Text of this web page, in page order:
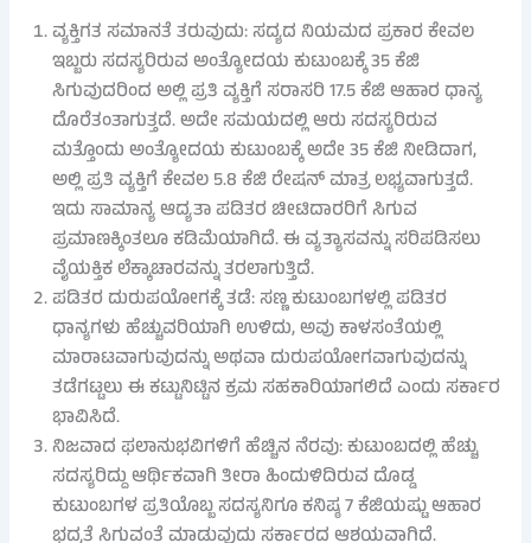
ವ್ಯಕ್ತಿಗತ ಸಮಾನತೆ ತರುವುದು: ಸದ್ಯದ ನಿಯಮದ ಪ್ರಕಾರ ಕೇವಲ
ಇಬ್ಬರು ಸದಸ್ಯರಿರುವ ಅಂತ್ಯೋದಯ ಕುಟುಂಬಕ್ಕೆ 35 ಕೆಜಿ
ಸಿಗುವುದರಿಂದ ಅಲ್ಲಿ ಪ್ರತಿ ವ್ಯಕ್ತಿಗೆ ಸರಾಸರಿ 17.5 ಕೆಜಿ ಆಹಾರ ಧಾನ್ಯ
ದೊರೆತಂತಾಗುತ್ತದೆ. ಅದೇ ಸಮಯದಲ್ಲಿ ಆರು ಸದಸ್ಯರಿರುವ
ಮತ್ತೊಂದು ಅಂತ್ಯೋದಯ ಕುಟುಂಬಕ್ಕೆ ಅದೇ 35 ಕೆಜಿ ನೀಡಿದಾಗ,
ಅಲ್ಲಿ ಪ್ರತಿ ವ್ಯಕ್ತಿಗೆ ಕೇವಲ 5.8 ಕೆಜಿ ರೇಷನ್ ಮಾತ್ರ ಲಭ್ಯವಾಗುತ್ತದೆ.
ಇದು ಸಾಮಾನ್ಯ ಆದ್ಯತಾ ಪಡಿತರ ಚೀಟಿದಾರರಿಗೆ ಸಿಗುವ
ಪ್ರಮಾಣಕ್ಕಿಂತಲೂ ಕಡಿಮೆಯಾಗಿದೆ. ಈ ವ್ಯತ್ಯಾಸವನ್ನು ಸರಿಪಡಿಸಲು
ವೈಯಕ್ತಿಕ ಲೆಕ್ಕಾಚಾರವನ್ನು ತರಲಾಗುತ್ತಿದೆ.
ಪಡಿತರ ದುರುಪಯೋಗಕ್ಕೆ ತಡೆ: ಸಣ್ಣ ಕುಟುಂಬಗಳಲ್ಲಿ ಪಡಿತರ
ಧಾನ್ಯಗಳು ಹೆಚ್ಚುವರಿಯಾಗಿ ಉಳಿದು, ಅವು ಕಾಳಸಂತೆಯಲ್ಲಿ
ಮಾರಾಟವಾಗುವುದನ್ನು ಅಥವಾ ದುರುಪಯೋಗವಾಗುವುದನ್ನು
ತಡೆಗಟ್ಟಲು ಈ ಕಟ್ಟುನಿಟ್ಟಿನ ಕ್ರಮ ಸಹಕಾರಿಯಾಗಲಿದೆ ಎಂದು ಸರ್ಕಾರ
ಭಾವಿಸಿದೆ.
ನಿಜವಾದ ಫಲಾನುಭವಿಗಳಿಗೆ ಹೆಚ್ಚಿನ ನೆರವು: ಕುಟುಂಬದಲ್ಲಿ ಹೆಚ್ಚು
ಸದಸ್ಯರಿದ್ದು ಆರ್ಥಿಕವಾಗಿ ತೀರಾ ಹಿಂದುಳಿದಿರುವ ದೊಡ್ಡ
ಕುಟುಂಬಗಳ ಪ್ರತಿಯೊಬ್ಬ ಸದಸ್ಯನಿಗೂ ಕನಿಷ್ಠ 7 ಕೆಜಿಯಷ್ಟು ಆಹಾರ